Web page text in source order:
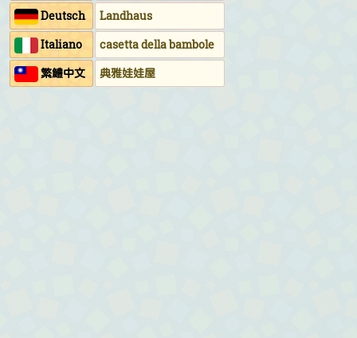
Deutsch
Landhaus
Italiano
casetta della bambole
繁鱧中文
典雅娃娃屋